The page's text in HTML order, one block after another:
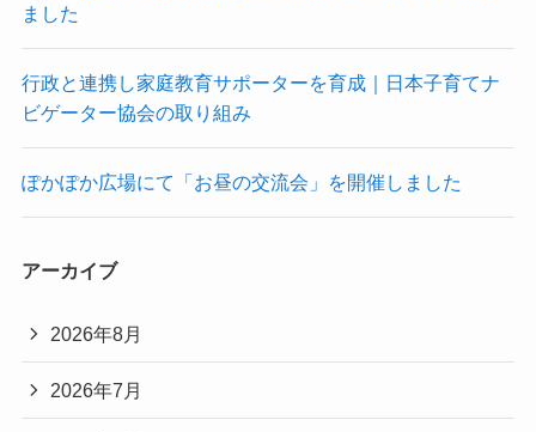
ました
行政と連携し家庭教育サポーターを育成｜日本子育てナ
ビゲーター協会の取り組み
ぽかぽか広場にて「お昼の交流会」を開催しました
アーカイブ
2026年8月
2026年7月